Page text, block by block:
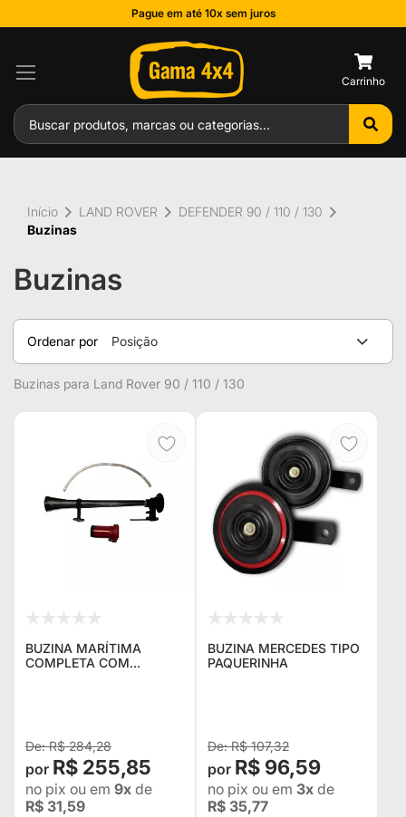
Pague em até 10x sem juros
Buzinas
Ordenar por Posição
Buzinas para Land Rover 90 / 110 / 130
BUZINA MARÍTIMA
COMPLETA COM
R$ 284,28
R$ 255,85
no pix ou em 9x de
R$ 31,59
BUZINA MERCEDES TIPO
PAQUERINHA
R$ 107,32
R$ 96,59
no pix ou em 3x de
R$ 35,77
Início LAND ROVER
DEFENDER 90 / 110 / 130
Buzinas